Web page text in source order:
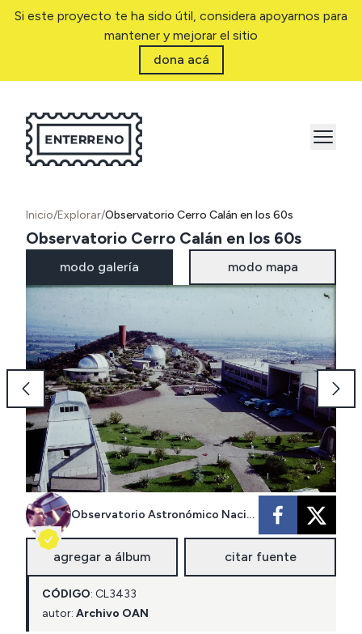
Si este proyecto te ha sido útil, considera apoyarnos para
mantener y mejorar el sitio
dona acá
Inicio/Explorar/Observatorio Cerro Calán en los 60s
Observatorio Cerro Calán en los 60s
modo galería modo mapa
Observatorio Astronómico Nacional
agregar a álbum citar fuente
CÓDIGO: CL3433
autor: Archivo OAN